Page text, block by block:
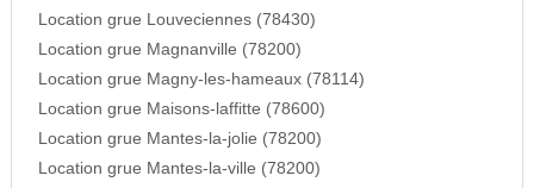
Location grue Louveciennes (78430)
Location grue Magnanville (78200)
Location grue Magny-les-hameaux (78114)
Location grue Maisons-laffitte (78600)
Location grue Mantes-la-jolie (78200)
Location grue Mantes-la-ville (78200)